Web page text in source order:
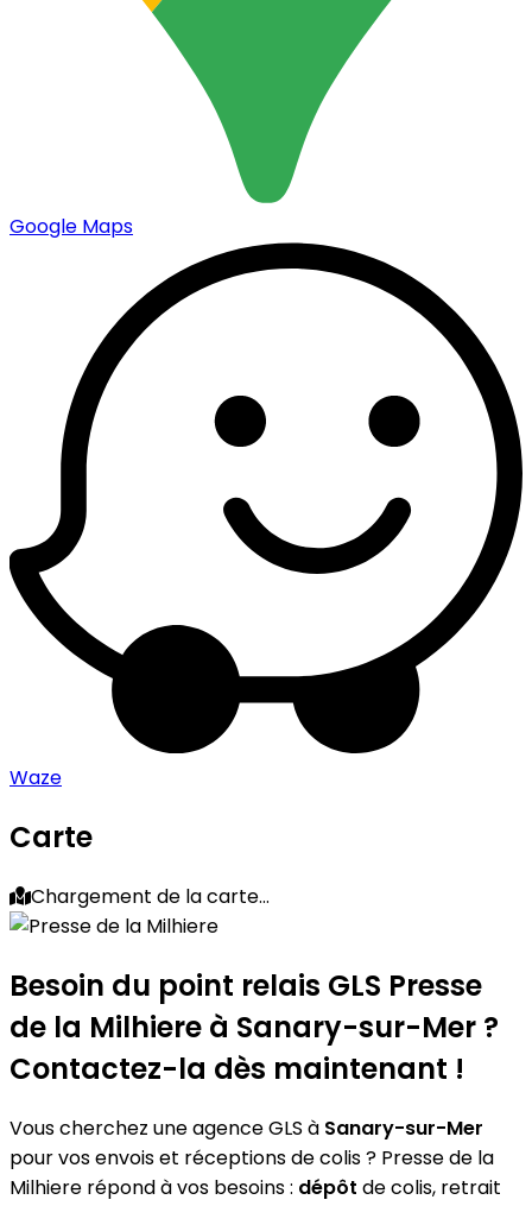
Google Maps
Waze
Carte
Chargement de la carte...
Besoin du point relais GLS Presse
de la Milhiere à Sanary-sur-Mer ?
Contactez-la dès maintenant !
Vous cherchez une agence GLS à Sanary-sur-Mer
pour vos envois et réceptions de colis ? Presse de la
Milhiere répond à vos besoins : dépôt de colis, retrait